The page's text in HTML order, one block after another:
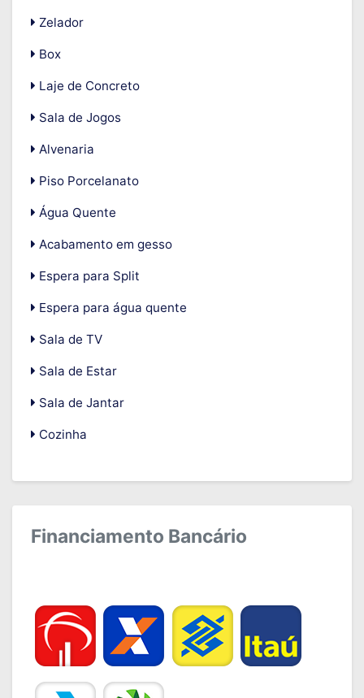
Zelador
Box
Laje de Concreto
Sala de Jogos
Alvenaria
Piso Porcelanato
Água Quente
Acabamento em gesso
Espera para Split
Espera para água quente
Sala de TV
Sala de Estar
Sala de Jantar
Cozinha
Financiamento Bancário